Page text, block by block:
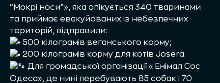
“Мокрі носи”», яка опікується 340 тваринами
та приймає евакуйованих із небезпечних
територій, відправили:
500 кілограмів веганського корму;
200 кілограмів корму для котів Josera.
Для громадської організації «Енімал Сос
Одеса», де нині перебувають 85 собак і 70